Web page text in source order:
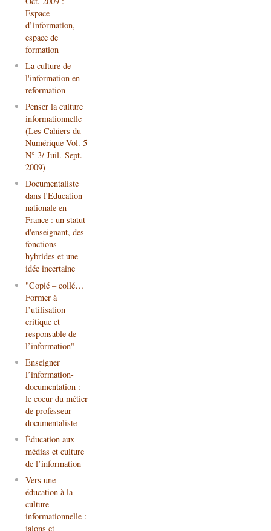
Espace
d’information,
espace de
formation
La culture de
l'information en
reformation
Penser la culture
informationnelle
(Les Cahiers du
Numérique Vol. 5
N° 3/ Juil.-Sept.
2009)
Documentaliste
dans l'Education
nationale en
France : un statut
d'enseignant, des
fonctions
hybrides et une
idée incertaine
"Copié – collé…
Former à
l’utilisation
critique et
responsable de
l’information"
Enseigner
l’information-
documentation :
le coeur du métier
de professeur
documentaliste
Éducation aux
médias et culture
de l’information
Vers une
éducation à la
culture
informationnelle :
jalons et